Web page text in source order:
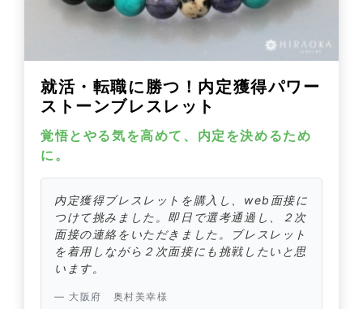
就活・転職に勝つ！内定獲得パワー
ストーンブレスレット
覚悟とやる気を高めて、内定を決めるため
に。
内定獲得ブレスレットを購入し、web面接に
つけて挑みました。即日で選考通過し、２次
面接の連絡をいただきました。ブレスレット
を着用しながら２次面接にも挑戦したいと思
います。
大阪府 奥村美幸様